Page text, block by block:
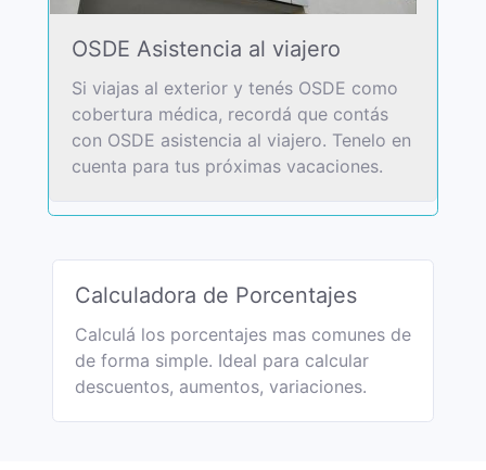
OSDE Asistencia al viajero
Si viajas al exterior y tenés OSDE como
cobertura médica, recordá que contás
con OSDE asistencia al viajero. Tenelo en
cuenta para tus próximas vacaciones.
Calculadora de Porcentajes
Calculá los porcentajes mas comunes de
de forma simple. Ideal para calcular
descuentos, aumentos, variaciones.